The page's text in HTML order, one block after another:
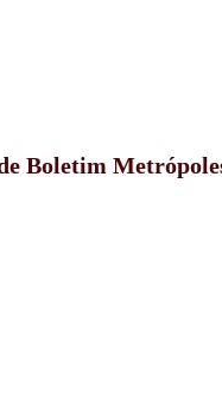
Boletim